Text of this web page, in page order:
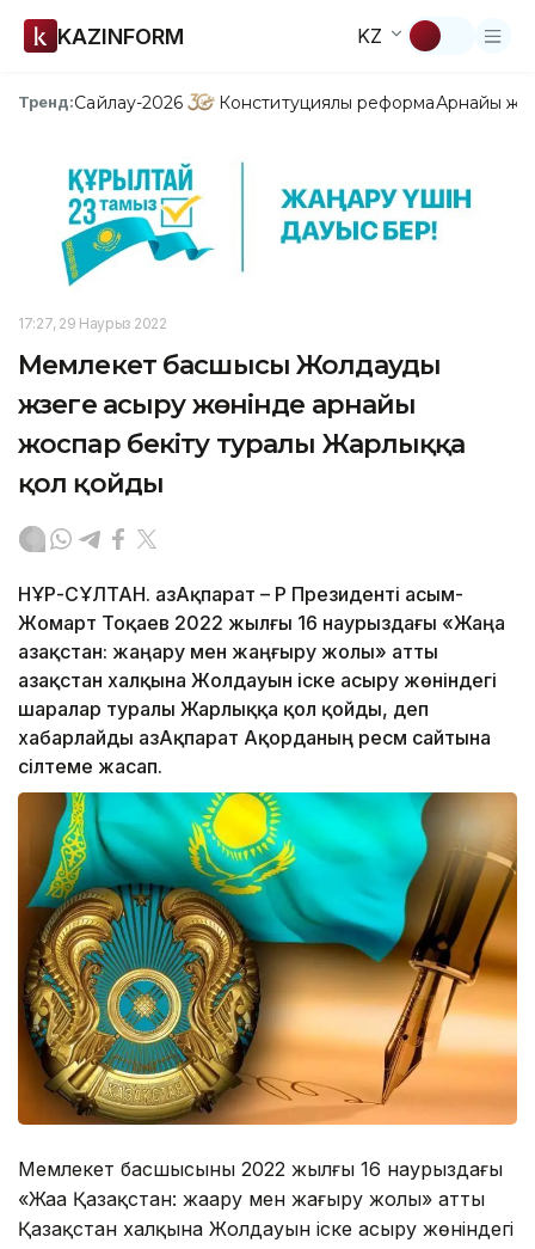
KAZINFORM KZ
Тренд:Сайлау-2026 Конституциялық реформаАрнайы
17:27, 29 Наурыз 2022
Мемлекет басшысы Жолдауды
жүзеге асыру жөнінде арнайы
жоспар бекіту туралы Жарлыққа
қол қойды
НҰР-СҰЛТАН. ҚазАқпарат – ҚР Президенті Қасым-
Жомарт Тоқаев 2022 жылғы 16 наурыздағы «Жаңа
Қазақстан: жаңару мен жаңғыру жолы» атты
Қазақстан халқына Жолдауын іске асыру жөніндегі
шаралар туралы Жарлыққа қол қойды, деп
хабарлайды ҚазАқпарат Ақорданың ресм сайтына
сілтеме жасап.
Мемлекет басшысының 2022 жылғы 16 наурыздағы
«Жаңа Қазақстан: жаңару мен жаңғыру жолы» атты
Қазақстан халқына Жолдауын іске асыру жөніндегі